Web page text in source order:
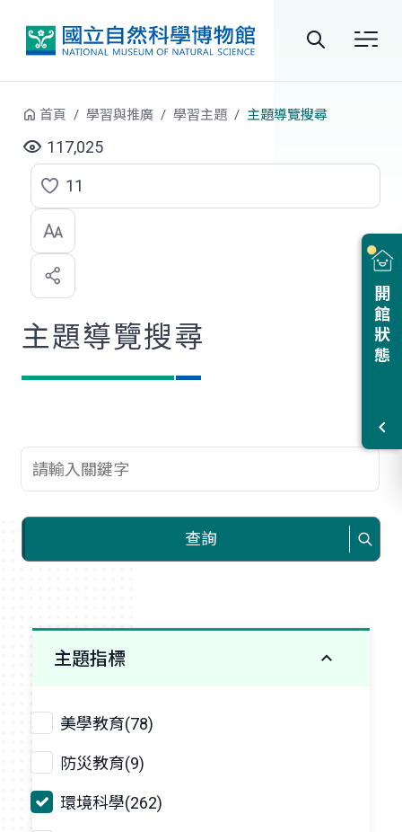
站
尋
開館狀態
首頁 學習與推廣 學習主題 主題導覽搜尋
117,025
點
選
喜
歡
11
主題導覽搜尋
查詢關鍵字
查詢
主題指標
美學教育(78)
防災教育(9)
環境科學(262)